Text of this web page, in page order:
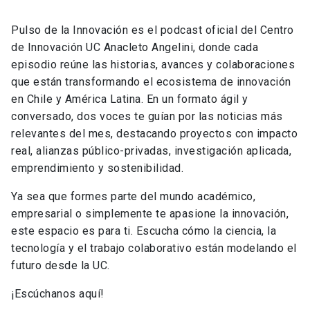
Pulso de la Innovación es el podcast oficial del Centro
de Innovación UC Anacleto Angelini, donde cada
episodio reúne las historias, avances y colaboraciones
que están transformando el ecosistema de innovación
en Chile y América Latina. En un formato ágil y
conversado, dos voces te guían por las noticias más
relevantes del mes, destacando proyectos con impacto
real, alianzas público-privadas, investigación aplicada,
emprendimiento y sostenibilidad.
Ya sea que formes parte del mundo académico,
empresarial o simplemente te apasione la innovación,
este espacio es para ti. Escucha cómo la ciencia, la
tecnología y el trabajo colaborativo están modelando el
futuro desde la UC.
¡Escúchanos aquí!